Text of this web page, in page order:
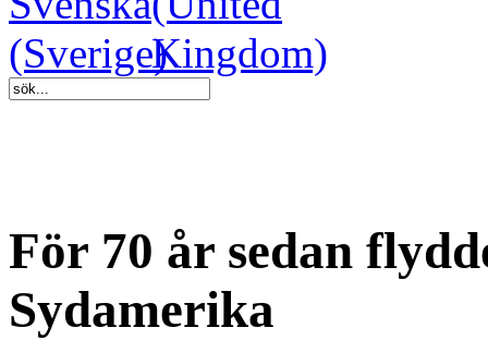
För 70 år sedan
Sydamerika